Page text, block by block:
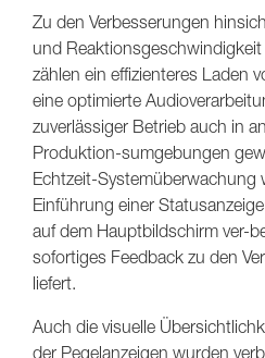
Zu den Verbesserungen
und
zählen ein effizienteres Laden
eine optimierte
zuverlässiger Betrieb auch in
Produktion-sumgebungen
Echtzeit-Systemüberwachung
Einführung einer
auf dem Hauptbildschirm ver-
sofortiges Feedback zu den
liefert.
Auch die visuelle
der Pegelanzeigen wurden